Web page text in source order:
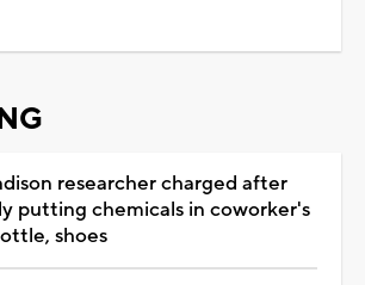
researcher charged after
putting chemicals in coworker's
shoes